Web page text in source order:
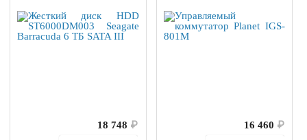
18 748 ₽
16 460 ₽